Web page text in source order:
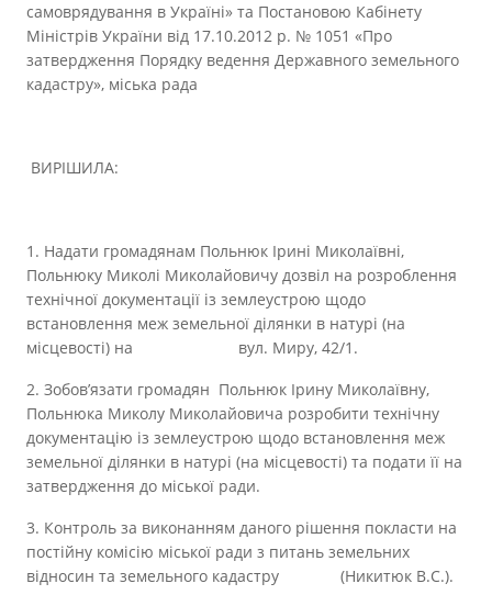
самоврядування в Україні» та Постановою Кабінету
Міністрів України від 17.10.2012 р. № 1051 «Про
затвердження Порядку ведення Державного земельного
кадастру», міська рада
ВИРІШИЛА:
1. Надати громадянам Польнюк Ірині Миколаївні,
Польнюку Миколі Миколайовичу дозвіл на розроблення
технічної документації із землеустрою щодо
встановлення меж земельної ділянки в натурі (на
місцевості) на вул. Миру, 42/1.
2. Зобов’язати громадян Польнюк Ірину Миколаївну,
Польнюка Миколу Миколайовича розробити технічну
документацію із землеустрою щодо встановлення меж
земельної ділянки в натурі (на місцевості) та подати її на
затвердження до міської ради.
3. Контроль за виконанням даного рішення покласти на
постійну комісію міської ради з питань земельних
відносин та земельного кадастру (Никитюк В.С.).